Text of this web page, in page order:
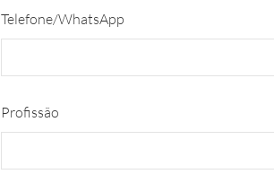
Telefone/WhatsApp
Profissão